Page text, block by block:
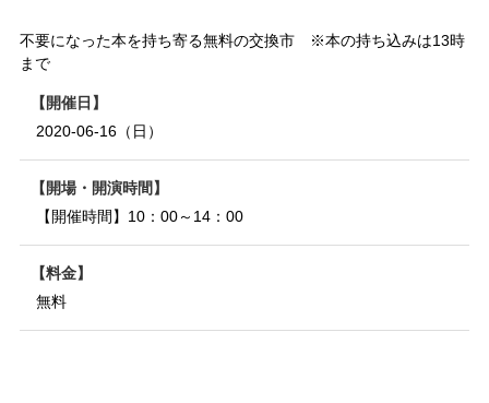
不要になった本を持ち寄る無料の交換市 ※本の持ち込みは13時
まで
開催日
2020-06-16（日）
開場・開演時間
【開催時間】10：00～14：00
料金
無料